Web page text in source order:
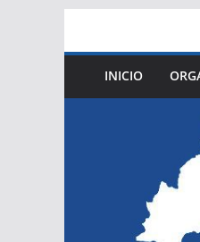
contenido
INICIO